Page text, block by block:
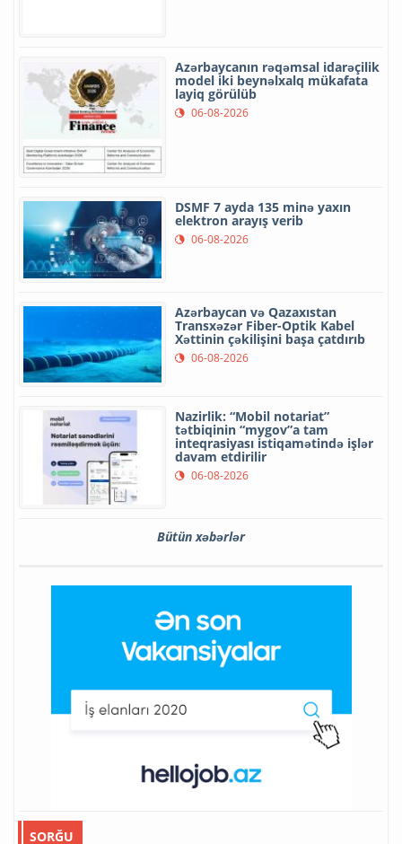
Azərbaycanın rəqəmsal idarəçilik
model iki beynəlxalq mükafata
layiq görülüb
06-08-2026
DSMF 7 ayda 135 minə yaxın
elektron arayış verib
06-08-2026
Azərbaycan və Qazaxıstan
Transxəzər Fiber-Optik Kabel
Xəttinin çəkilişini başa çatdırıb
06-08-2026
Nazirlik: “Mobil notariat”
tətbiqinin “mygov”a tam
inteqrasiyası istiqamətində işlər
davam etdirilir
06-08-2026
Bütün xəbərlər
SORĞU